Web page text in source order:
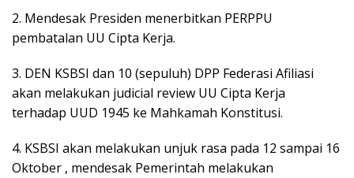
2. Mendesak Presiden menerbitkan PERPPU
pembatalan UU Cipta Kerja.
3. DEN KSBSI dan 10 (sepuluh) DPP Federasi Afiliasi
akan melakukan judicial review UU Cipta Kerja
terhadap UUD 1945 ke Mahkamah Konstitusi.
4. KSBSI akan melakukan unjuk rasa pada 12 sampai 16
Oktober , mendesak Pemerintah melakukan